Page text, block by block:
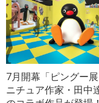
7月開幕「ピングー展
ニチュア作家・田中